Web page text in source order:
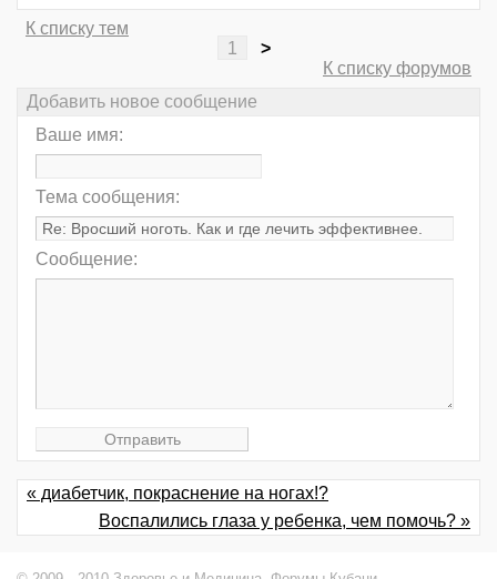
К списку тем
1
>
К списку форумов
Добавить новое сообщение
Ваше имя:
Тема сообщения:
Сообщение:
« диабетчик, покраснение на ногах!?
Воспалились глаза у ребенка, чем помочь? »